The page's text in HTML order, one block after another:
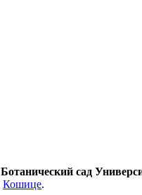
Ботанический сад
Кошице.